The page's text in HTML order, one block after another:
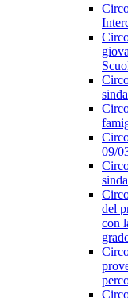
09/
del
con